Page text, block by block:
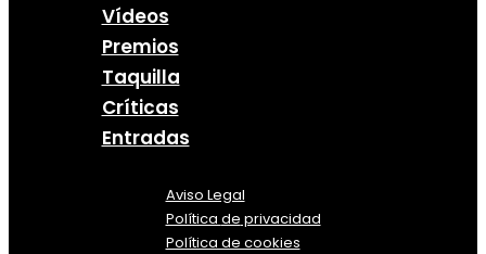
Vídeos
Premios
Taquilla
Críticas
Entradas
Aviso Legal
Política de privacidad
Política de cookies